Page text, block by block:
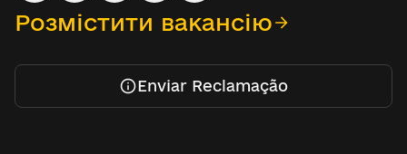
Розмістити вакансію
Enviar Reclamação